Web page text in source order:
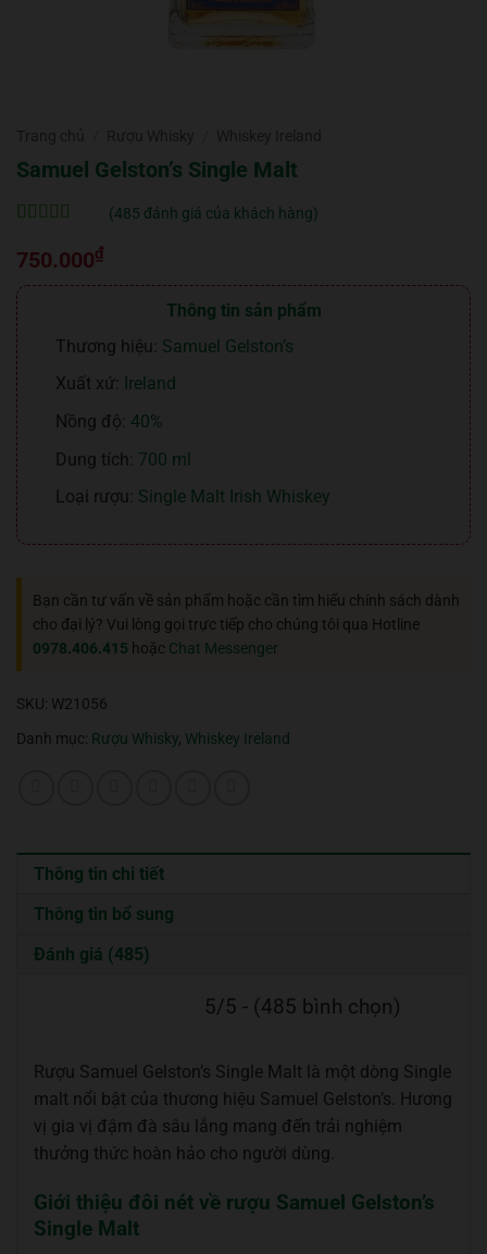
Samuel Gelston’s Single Malt
trênđánh
giá
(485 đánh giá của khách hàng)
750.000₫
Thông tin sản phẩm
Thương hiệu: Samuel Gelston’s
Xuất xứ:
Ireland
Nồng độ: 40%
Dung tích: 700 ml
Loại rượu: Single Malt Irish Whiskey
Bạn cần tư vấn về sản phẩm hoặc cần tìm hiểu chính sách dành
cho đại lý? Vui lòng gọi trực tiếp cho chúng tôi qua Hotline
0978.406.415 hoặc Chat Messenger
SKU: W21056
Danh mục: Rượu Whisky, Whiskey Ireland
Thông tin chi tiết
Thông tin bổ sung
Đánh giá (485)
5/5 - (485 bình chọn)
Rượu Samuel Gelston’s Single Malt là một dòng Single
malt nổi bật của thương hiệu Samuel Gelston’s. Hương
vị gia vị đậm đà sâu lắng mang đến trải nghiệm
thưởng thức hoàn hảo cho người dùng.
Giới thiệu đôi nét về rượu Samuel Gelston’s
Single Malt